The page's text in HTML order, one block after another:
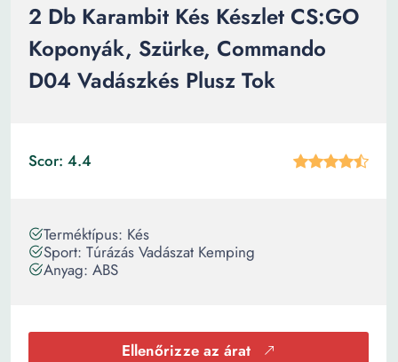
2 Db Karambit Kés Készlet CS:GO
Koponyák, Szürke, Commando
D04 Vadászkés Plusz Tok
Scor: 4.4
Terméktípus: Kés
Sport: Túrázás Vadászat Kemping
Anyag: ABS
Ellenőrizze az árat